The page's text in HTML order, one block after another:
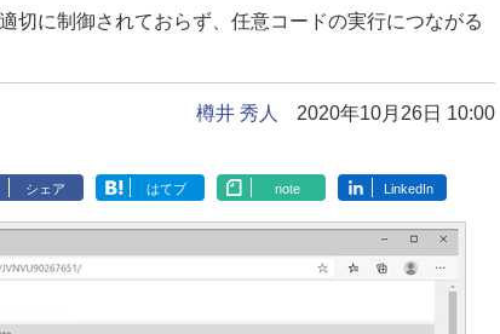
切に制御されておらず、任意コードの実行につながる
樽井 秀人 2020年10月26日 10:00
シェア はてブ note LinkedIn